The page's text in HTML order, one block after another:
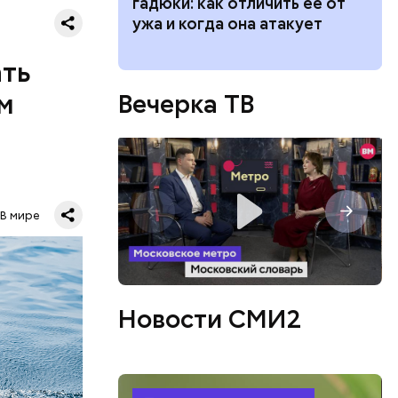
В мире
лет
это
из него
ужа и когда она атакует
Вечерка ТВ
Новости СМИ2